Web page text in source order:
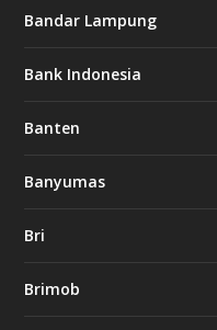
Bandar Lampung
Bank Indonesia
Banten
Banyumas
Bri
Brimob